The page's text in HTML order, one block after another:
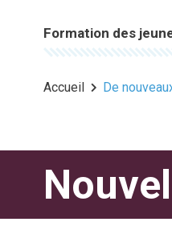
Formation des
Accueil De